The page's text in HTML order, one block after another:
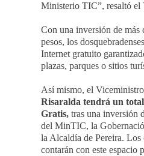
Ministerio TIC”, resaltó el
Con una inversión de más
pesos, los
Internet gratuito
plazas, parques o sitios
Así mismo, el
Risaralda tendrá un
Gratis, tras una inversión
del MinTIC, la
la Alcaldía de Pereira.
contarán con este espacio